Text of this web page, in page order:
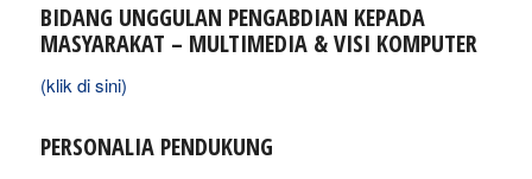
BIDANG UNGGULAN PENGABDIAN KEPADA
MASYARAKAT – MULTIMEDIA & VISI KOMPUTER
(klik di sini)
PERSONALIA PENDUKUNG